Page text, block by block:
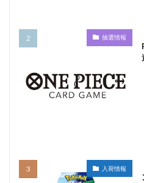
抽選情報
入荷情報